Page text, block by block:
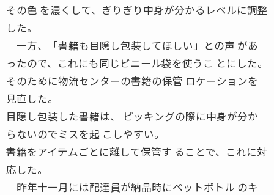
その色 を濃くして、ぎりぎり中身が分かるレベルに調整
した。
一方、「書籍も目隠し包装してほしい」との声 があ
ったので、これにも同じビニール袋を使うこ とにした。
そのために物流センターの書籍の保管 ロケーションを
見直した。
目隠し包装した書籍は、 ピッキングの際に中身が分か
らないのでミスを起 こしやすい。
書籍をアイテムごとに離して保管す ることで、これに対
応した。
昨年十一月には配達員が納品時にペットボトル のキ